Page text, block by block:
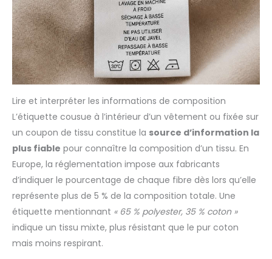
Lire et interpréter les informations de composition
L’étiquette cousue à l’intérieur d’un vêtement ou fixée sur
un coupon de tissu constitue la source d’information la
plus fiable pour connaître la composition d’un tissu. En
Europe, la réglementation impose aux fabricants
d’indiquer le pourcentage de chaque fibre dès lors qu’elle
représente plus de 5 % de la composition totale. Une
étiquette mentionnant « 65 % polyester, 35 % coton »
indique un tissu mixte, plus résistant que le pur coton
mais moins respirant.